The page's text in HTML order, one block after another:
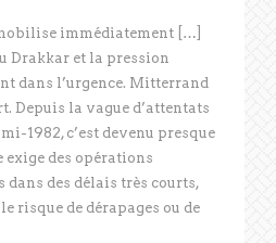
immédiatement […]
Drakkar et la pression
dans l’urgence. Mitterrand
Depuis la vague d’attentats
1982, c’est devenu presque
exige des opérations
dans des délais très courts,
risque de dérapages ou de